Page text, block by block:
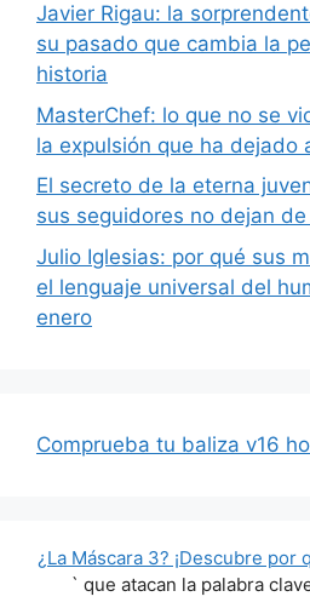
Javier Rigau: la
su pasado que cambia la
historia
MasterChef: lo que no se
la expulsión que ha dejado
El secreto de la eterna
sus seguidores no dejan
Julio Iglesias: por qué sus
el lenguaje universal del
enero
Comprueba tu baliza v16
¿La Máscara 3? ¡Descubre
` que atacan la palabra